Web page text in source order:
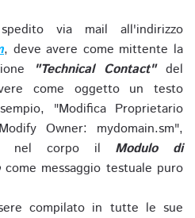
via mail all'indirizzo
, deve avere come mittente la
"Technical Contact"del
come oggetto un testo
"Modifica Proprietario
Owner: mydomain.sm",
nel corpo il Modulo di
come messaggio testuale puro
compilato in tutte le sue